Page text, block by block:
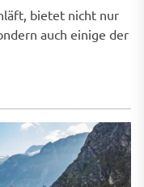
bietet nicht nur
auch einige der